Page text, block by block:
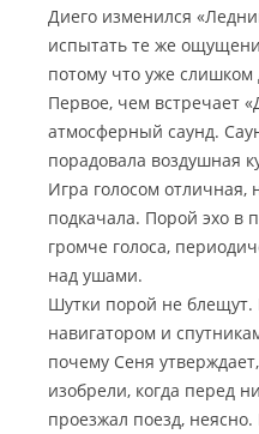
Диего изменился
испытать те же
потому что уже
Первое, чем встречает
атмосферный саунд.
порадовала воздушная
Игра голосом отличная,
подкачала. Порой эхо в
громче голоса,
над ушами.
Шутки порой не блещут.
навигатором и
почему Сеня
изобрели, когда перед
проезжал поезд,